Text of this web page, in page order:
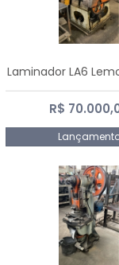
Laminador LA6
R$